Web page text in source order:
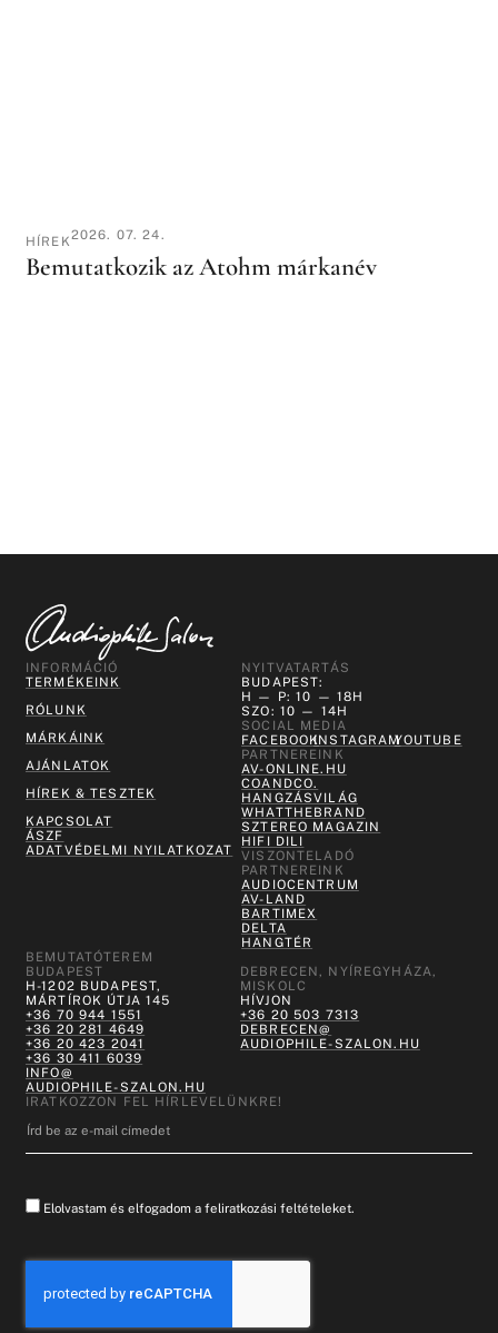
HÍREK2026. 07. 24.
Bemutatkozik az Atohm márkanév
INFORMÁCIÓ
TERMÉKEINK
RÓLUNK
MÁRKÁINK
AJÁNLATOK
HÍREK & TESZTEK
KAPCSOLAT
ÁSZF
ADATVÉDELMI NYILATKOZAT
NYITVATARTÁS
BUDAPEST:
H — P: 10 — 18H
SZO: 10 — 14H
SOCIAL MEDIA
FACEBOOKINSTAGRAMYOUTUBE
PARTNEREINK
AV-ONLINE.HU
COANDCO.
HANGZÁSVILÁG
WHATTHEBRAND
SZTEREO MAGAZIN
HIFI DILI
VISZONTELADÓ
PARTNEREINK
AUDIOCENTRUM
AV-LAND
BARTIMEX
DELTA
HANGTÉR
BEMUTATÓTEREM
BUDAPEST
H-1202 BUDAPEST,
MÁRTÍROK ÚTJA 145
+36 70 944 1551
+36 20 281 4649
+36 20 423 2041
+36 30 411 6039
INFO@
AUDIOPHILE-SZALON.HU
DEBRECEN, NYÍREGYHÁZA,
MISKOLC
HÍVJON
+36 20 503 7313
DEBRECEN@
AUDIOPHILE-SZALON.HU
IRATKOZZON FEL HÍRLEVELÜNKRE!
Elolvastam és elfogadom a feliratkozási feltételeket.